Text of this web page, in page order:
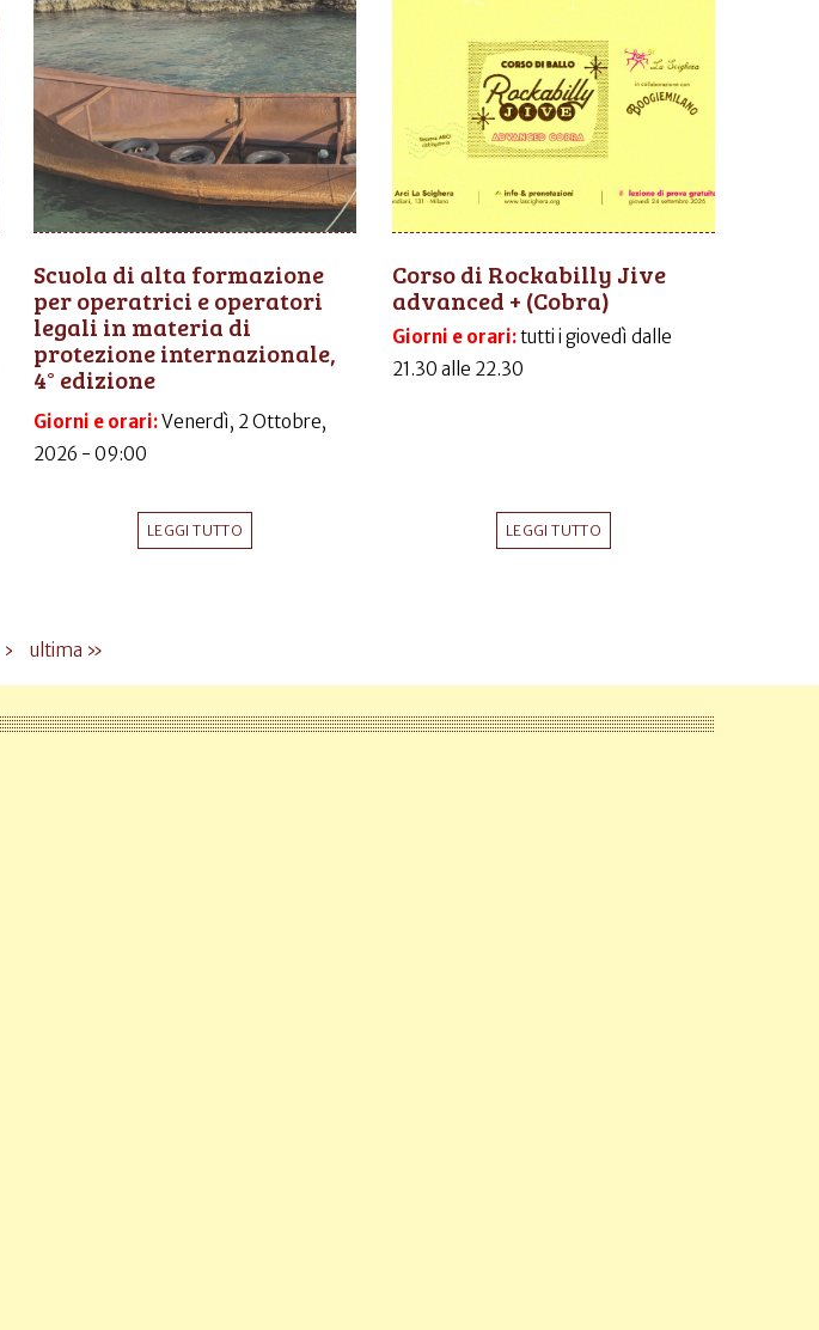
Scuola di alta formazione
per operatrici e operatori
legali in materia di
protezione internazionale,
4° edizione
Giorni e orari:Venerdì, 2 Ottobre,
2026 - 09:00
LEGGI TUTTO
Corso di Rockabilly Jive
advanced + (Cobra)
Giorni e orari:tutti i giovedì dalle
21.30 alle 22.30
LEGGI TUTTO
› ultima »